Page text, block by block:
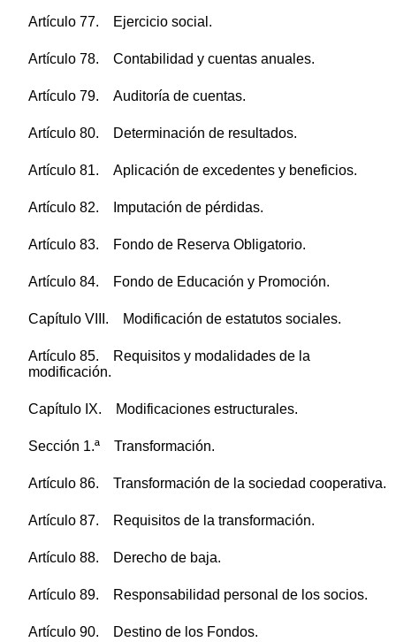
Artículo 77. Ejercicio social.
Artículo 78. Contabilidad y cuentas anuales.
Artículo 79. Auditoría de cuentas.
Artículo 80. Determinación de resultados.
Artículo 81. Aplicación de excedentes y beneficios.
Artículo 82. Imputación de pérdidas.
Artículo 83. Fondo de Reserva Obligatorio.
Artículo 84. Fondo de Educación y Promoción.
Capítulo VIII. Modificación de estatutos sociales.
Artículo 85. Requisitos y modalidades de la
modificación.
Capítulo IX. Modificaciones estructurales.
Sección 1.ª Transformación.
Artículo 86. Transformación de la sociedad cooperativa.
Artículo 87. Requisitos de la transformación.
Artículo 88. Derecho de baja.
Artículo 89. Responsabilidad personal de los socios.
Artículo 90. Destino de los Fondos.